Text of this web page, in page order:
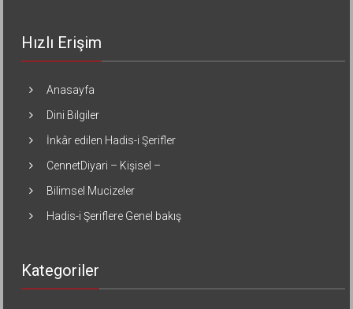
Hızlı Erişim
Anasayfa
Dini Bilgiler
İnkâr edilen Hadis-i Şerifler
CennetDiyari – Kişisel –
Bilimsel Mucizeler
Hadis-i Şeriflere Genel bakış
Kategoriler